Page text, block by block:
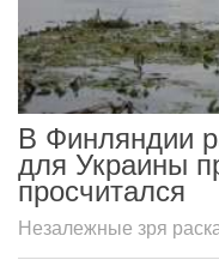
В Финляндии
для Украины
просчитался
Незалежные зря